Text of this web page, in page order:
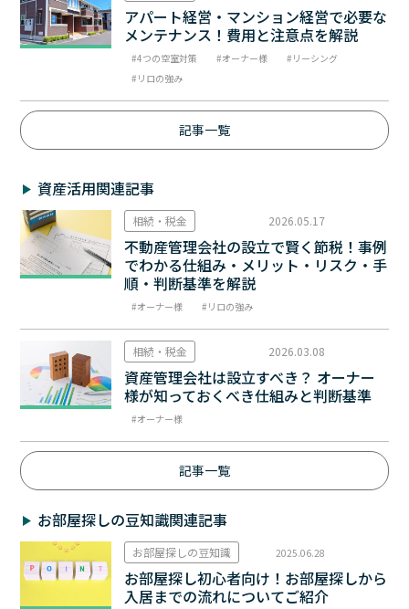
アパート経営・マンション経営で必要な
メンテナンス！費用と注意点を解説
4つの空室対策 オーナー様
リーシング
リロの強み
記事一覧
資産活用関連記事
相続・税金 2026.05.17
不動産管理会社の設立で賢く節税！事例
でわかる仕組み・メリット・リスク・手
順・判断基準を解説
オーナー様 リロの強み
相続・税金 2026.03.08
資産管理会社は設立すべき？ オーナー
様が知っておくべき仕組みと判断基準
オーナー様
記事一覧
お部屋探しの豆知識関連記事
お部屋探しの豆知識 2025.06.28
お部屋探し初心者向け！お部屋探しから
入居までの流れについてご紹介